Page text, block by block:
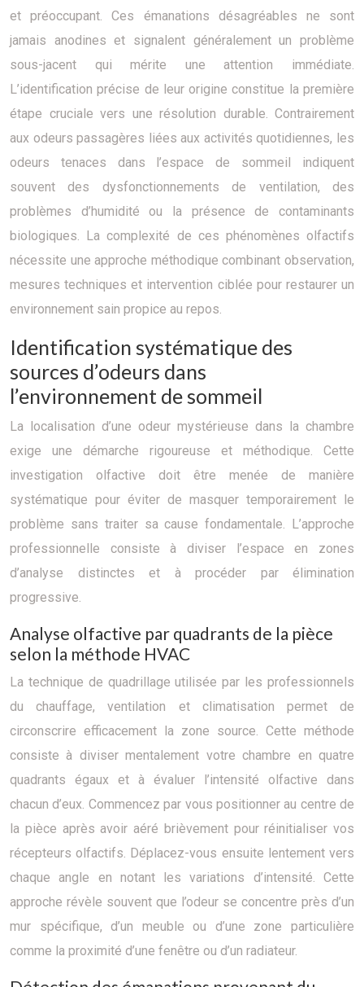
et préoccupant. Ces émanations désagréables ne sont
jamais anodines et signalent généralement un problème
sous-jacent qui mérite une attention immédiate.
L’identification précise de leur origine constitue la première
étape cruciale vers une résolution durable. Contrairement
aux odeurs passagères liées aux activités quotidiennes, les
odeurs tenaces dans l’espace de sommeil indiquent
souvent des dysfonctionnements de ventilation, des
problèmes d’humidité ou la présence de contaminants
biologiques. La complexité de ces phénomènes olfactifs
nécessite une approche méthodique combinant observation,
mesures techniques et intervention ciblée pour restaurer un
environnement sain propice au repos.
Identification systématique des
sources d’odeurs dans
l’environnement de sommeil
La localisation d’une odeur mystérieuse dans la chambre
exige une démarche rigoureuse et méthodique. Cette
investigation olfactive doit être menée de manière
systématique pour éviter de masquer temporairement le
problème sans traiter sa cause fondamentale. L’approche
professionnelle consiste à diviser l’espace en zones
d’analyse distinctes et à procéder par élimination
progressive.
Analyse olfactive par quadrants de la pièce
selon la méthode HVAC
La technique de quadrillage utilisée par les professionnels
du chauffage, ventilation et climatisation permet de
circonscrire efficacement la zone source. Cette méthode
consiste à diviser mentalement votre chambre en quatre
quadrants égaux et à évaluer l’intensité olfactive dans
chacun d’eux. Commencez par vous positionner au centre de
la pièce après avoir aéré brièvement pour réinitialiser vos
récepteurs olfactifs. Déplacez-vous ensuite lentement vers
chaque angle en notant les variations d’intensité. Cette
approche révèle souvent que l’odeur se concentre près d’un
mur spécifique, d’un meuble ou d’une zone particulière
comme la proximité d’une fenêtre ou d’un radiateur.